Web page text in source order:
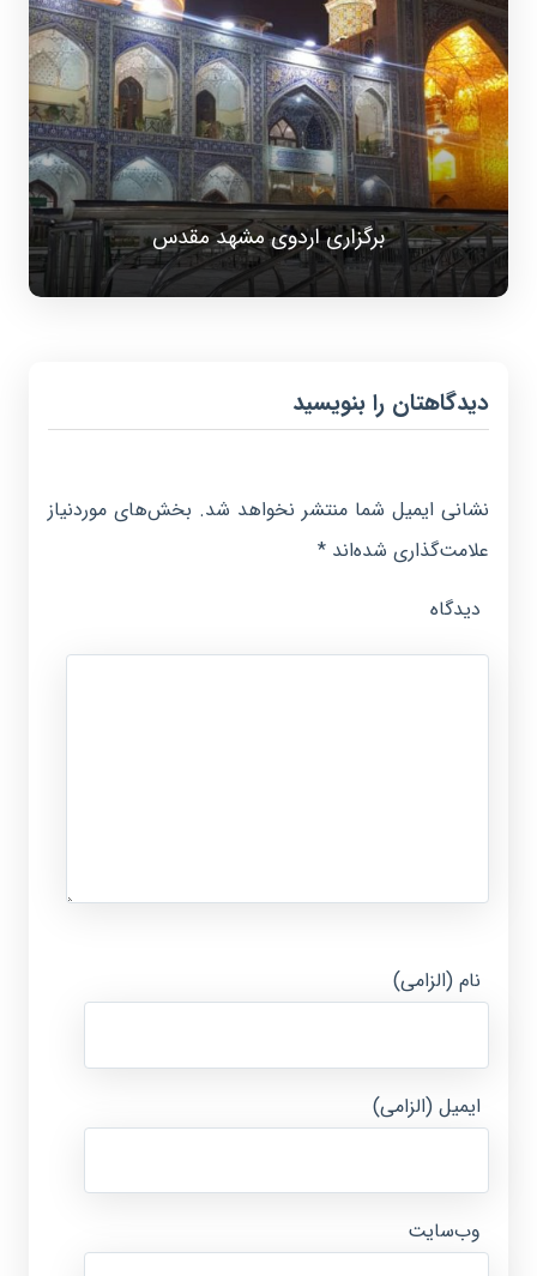
برگزاری اردوی مشهد مقدس
دیدگاهتان را بنویسید
نشانی ایمیل شما منتشر نخواهد شد. بخش‌های موردنیاز
علامت‌گذاری شده‌اند*
دیدگاه
نام (الزامی)
ایمیل (الزامی)
وب‌سایت